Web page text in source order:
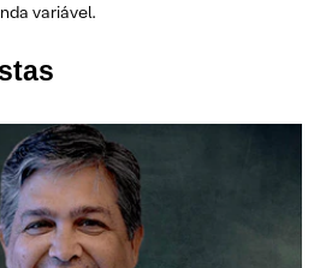
variável.